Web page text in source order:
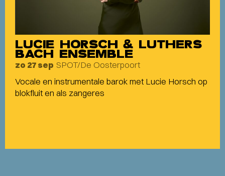
LUCIE HORSCH & LUTHERS
BACH ENSEMBLE
zo 27 sep SPOT/De Oosterpoort
Vocale en instrumentale barok met Lucie Horsch op
blokfluit en als zangeres